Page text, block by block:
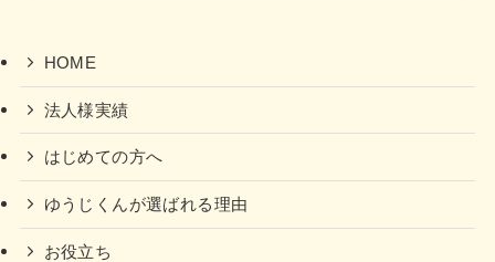
HOME
法人様実績
はじめての方へ
ゆうじくんが選ばれる理由
お役立ち